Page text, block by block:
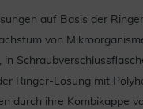
auf Basis der
von
Ringer-Lösung mit
durch ihre Kombikappe